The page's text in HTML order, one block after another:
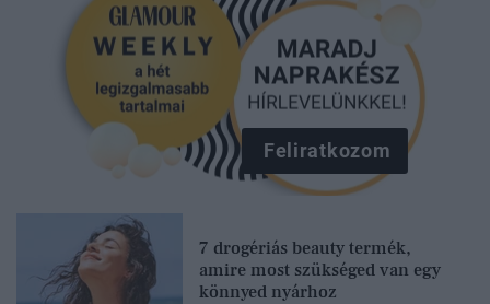
Feliratkozom
7 drogériás beauty termék,
amire most szükséged van egy
könnyed nyárhoz